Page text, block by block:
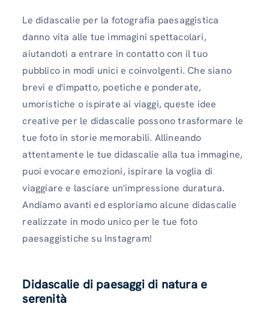
Le didascalie per la fotografia paesaggistica
danno vita alle tue immagini spettacolari,
aiutandoti a entrare in contatto con il tuo
pubblico in modi unici e coinvolgenti. Che siano
brevi e d'impatto, poetiche e ponderate,
umoristiche o ispirate ai viaggi, queste idee
creative per le didascalie possono trasformare le
tue foto in storie memorabili. Allineando
attentamente le tue didascalie alla tua immagine,
puoi evocare emozioni, ispirare la voglia di
viaggiare e lasciare un'impressione duratura.
Andiamo avanti ed esploriamo alcune didascalie
realizzate in modo unico per le tue foto
paesaggistiche su Instagram!
Didascalie di paesaggi di natura e
serenità